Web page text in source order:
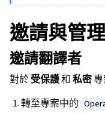
邀請與管
邀請翻譯者
對於受保護和私密專
轉至專案中的